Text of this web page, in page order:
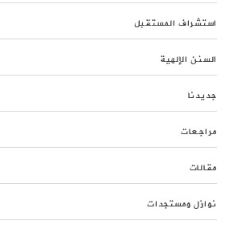
استشراف المستقبل
السنن الإلهية
جديدنا
مراجعات
مقالات
نوازل ومستجدات